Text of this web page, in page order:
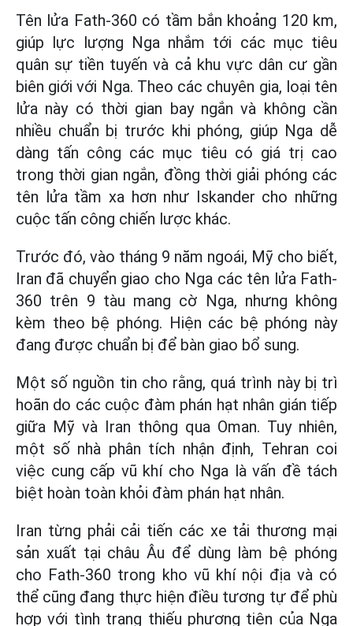
Tên lửa Fath-360 có tầm bắn khoảng 120 km,
giúp lực lượng Nga nhắm tới các mục tiêu
quân sự tiền tuyến và cả khu vực dân cư gần
biên giới với Nga. Theo các chuyên gia, loại tên
lửa này có thời gian bay ngắn và không cần
nhiều chuẩn bị trước khi phóng, giúp Nga dễ
dàng tấn công các mục tiêu có giá trị cao
trong thời gian ngắn, đồng thời giải phóng các
tên lửa tầm xa hơn như Iskander cho những
cuộc tấn công chiến lược khác.
Trước đó, vào tháng 9 năm ngoái, Mỹ cho biết,
Iran đã chuyển giao cho Nga các tên lửa Fath-
360 trên 9 tàu mang cờ Nga, nhưng không
kèm theo bệ phóng. Hiện các bệ phóng này
đang được chuẩn bị để bàn giao bổ sung.
Một số nguồn tin cho rằng, quá trình này bị trì
hoãn do các cuộc đàm phán hạt nhân gián tiếp
giữa Mỹ và Iran thông qua Oman. Tuy nhiên,
một số nhà phân tích nhận định, Tehran coi
việc cung cấp vũ khí cho Nga là vấn đề tách
biệt hoàn toàn khỏi đàm phán hạt nhân.
Iran từng phải cải tiến các xe tải thương mại
sản xuất tại châu Âu để dùng làm bệ phóng
cho Fath-360 trong kho vũ khí nội địa và có
thể cũng đang thực hiện điều tương tự để phù
hợp với tình trạng thiếu phương tiện của Nga